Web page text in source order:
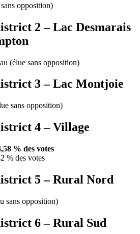
opposition)
2 – Lac Desmarais
(élue sans opposition)
3 – Lac Montjoie
sans opposition)
4 – Village
% des votes
% des votes
5 – Rural Nord
sans opposition)
6 – Rural Sud